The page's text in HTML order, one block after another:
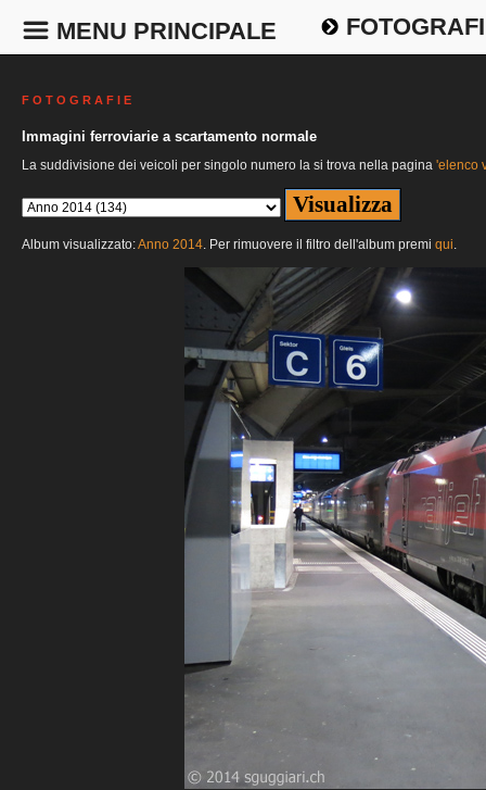
MENU PRINCIPALE
F O T O G R A F I E
Immagini ferroviarie a scartamento normale
La suddivisione dei veicoli per singolo numero la si trova nella pagina 'elenco
Album visualizzato:Anno 2014. Per rimuovere il filtro dell'album premi qui.